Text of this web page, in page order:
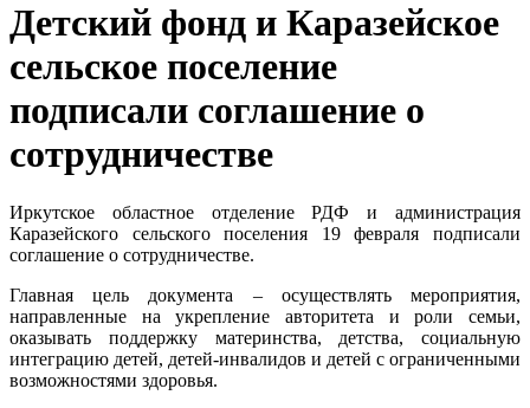
Детский фонд и Каразейское
сельское поселение
подписали соглашение о
сотрудничестве
Иркутское областное отделение РДФ и администрация
Каразейского сельского поселения 19 февраля подписали
соглашение о сотрудничестве.
Главная цель документа – осуществлять мероприятия,
направленные на укрепление авторитета и роли семьи,
оказывать поддержку материнства, детства, социальную
интеграцию детей, детей-инвалидов и детей с ограниченными
возможностями здоровья.